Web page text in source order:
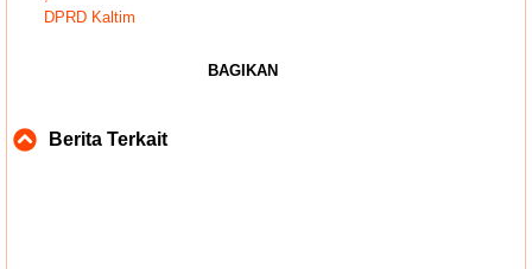
DPRD Kaltim
BAGIKAN
Berita Terkait